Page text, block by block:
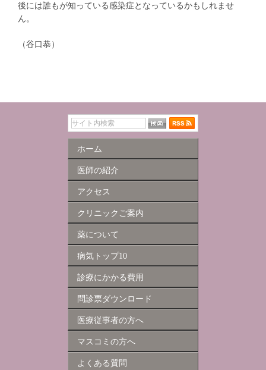
後には誰もが知っている感染症となっているかもしれませ
ん。
（谷口恭）
ホーム
医師の紹介
アクセス
クリニックご案内
薬について
病気トップ10
診療にかかる費用
問診票ダウンロード
医療従事者の方へ
マスコミの方へ
よくある質問